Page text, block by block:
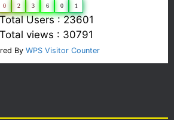
0 2 3 6 0 1
Users : 23601
Total views : 30791
By WPS Visitor Counter